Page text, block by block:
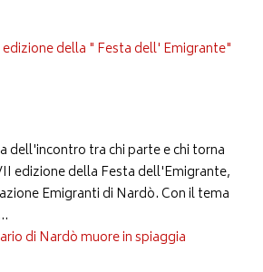
della " Festa dell' Emigrante"
dell'incontro tra chi parte e chi torna
edizione della Festa dell'Emigrante,
Emigranti di Nardò. Con il tema
di Nardò muore in spiaggia